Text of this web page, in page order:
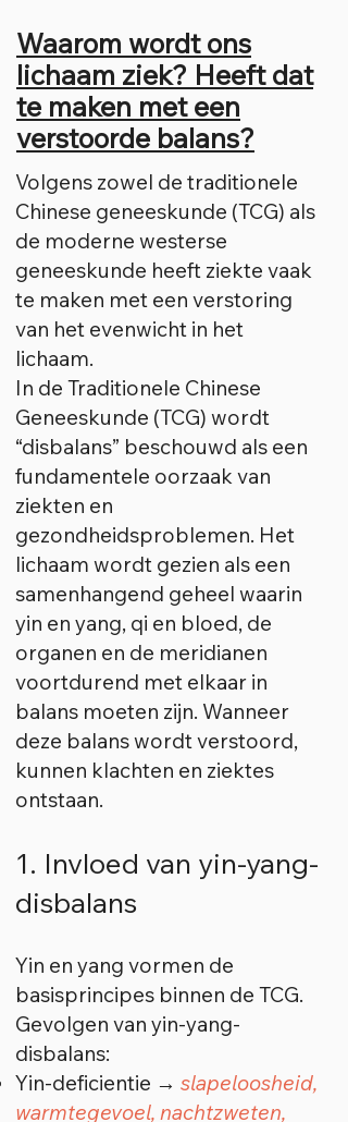
Waarom wordt ons
lichaam ziek? Heeft dat
te maken met een
verstoorde balans?
Volgens zowel de traditionele
Chinese geneeskunde (TCG) als
de moderne westerse
geneeskunde heeft ziekte vaak
te maken met een verstoring
van het evenwicht in het
lichaam.
In de Traditionele Chinese
Geneeskunde (TCG) wordt
“disbalans” beschouwd als een
fundamentele oorzaak van
ziekten en
gezondheidsproblemen. Het
lichaam wordt gezien als een
samenhangend geheel waarin
yin en yang, qi en bloed, de
organen en de meridianen
voortdurend met elkaar in
balans moeten zijn. Wanneer
deze balans wordt verstoord,
kunnen klachten en ziektes
ontstaan.
1. Invloed van yin-yang-
disbalans
Yin en yang vormen de
basisprincipes binnen de TCG.
Gevolgen van yin-yang-
disbalans:
Yin-deficientie → slapeloosheid,
warmtegevoel, nachtzweten,